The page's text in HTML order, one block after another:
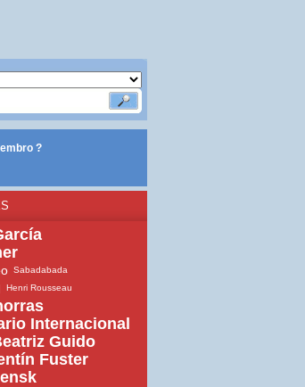
?
Sabadabada
Henri Rousseau
Internacional
Guido
Fuster